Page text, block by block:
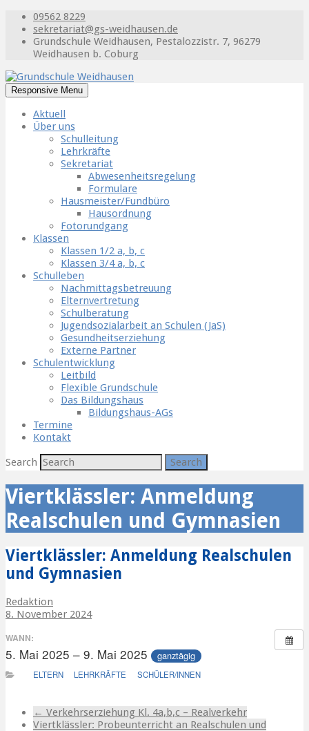
09562 8229
sekretariat@gs-weidhausen.de
Grundschule Weidhausen, Pestalozzistr. 7, 96279
Weidhausen b. Coburg
Responsive Menu
Aktuell
Über uns
Schulleitung
Lehrkräfte
Sekretariat
Abwesenheitsregelung
Formulare
Hausmeister/Fundbüro
Hausordnung
Fotorundgang
Klassen
Klassen 1/2 a, b, c
Klassen 3/4 a, b, c
Schulleben
Nachmittagsbetreuung
Elternvertretung
Schulberatung
Jugendsozialarbeit an Schulen (JaS)
Gesundheitserziehung
Externe Partner
Schulentwicklung
Leitbild
Flexible Grundschule
Das Bildungshaus
Bildungshaus-AGs
Termine
Kontakt
Search
Viertklässler: Anmeldung
Realschulen und Gymnasien
Viertklässler: Anmeldung Realschulen
und Gymnasien
Redaktion
8. November 2024
WANN:
5. Mai 2025 – 9. Mai 2025 ganztägig
ELTERN LEHRKRÄFTE SCHÜLER/INNEN
← Verkehrserziehung Kl. 4a,b,c – Realverkehr
Viertklässler: Probeunterricht an Realschulen und